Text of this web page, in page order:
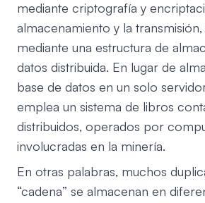
mediante criptografía y
almacenamiento y la
mediante una estructura de
datos distribuida. En lugar de
base de datos en un solo
emplea un sistema de libros
distribuidos, operados por
involucradas en la minería.
En otras palabras, muchos
“cadena” se almacenan en